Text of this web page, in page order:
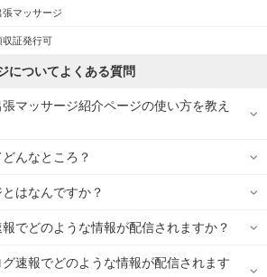
張マッサージ
収証発行可
についてよくある質問
マッサージ紹介ページの使い方を教え
んなところ？
はなんですか？
でどのような情報が配信されますか？
速報でどのような情報が配信されます